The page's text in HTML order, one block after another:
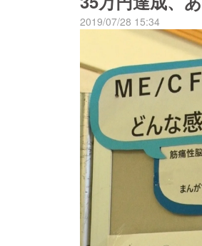
2019/07/28 15:34